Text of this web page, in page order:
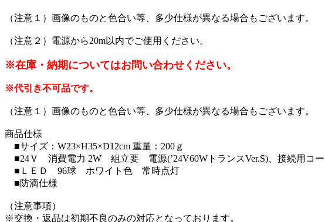
（注意１）画像のものと色合い等、多少仕様が異なる場合もございます。
（注意２）電源から20m以内でご使用ください。
※在庫・納期についてはお問い合わせください。
※代引き不可品です。
（注意１）画像のものと色合い等、多少仕様が異なる場合もございます。
商品仕様
■サイズ：W23×H35×D12cm 重量：200ｇ
■24Ｖ 消費電力 2W 組立要 電源(’24V60WトランスVer.S)、接続用コー
■ＬＥＤ 96球 ホワイト色 常時点灯
■防滴仕様
（注意事項）
※交換・返品は初期不良のみの対応となっております。